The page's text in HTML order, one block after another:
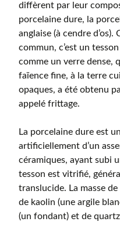
diffèrent par leur
porcelaine dure, la
anglaise (à cendre
commun, c’est un
comme un verre dense,
faïence fine, à la terre
opaques, a été obtenu
appelé frittage.
La porcelaine dure est
artificiellement d’un
céramiques, ayant subi
tesson est vitrifié,
translucide. La masse
de kaolin (une argile
(un fondant) et de